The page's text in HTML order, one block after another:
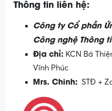
Thông tin liên hệ:
Công ty Cổ phần
Công nghệ Thông
Địa chỉ: KCN Bá
Vĩnh Phúc
Mrs. Chinh: STĐ +